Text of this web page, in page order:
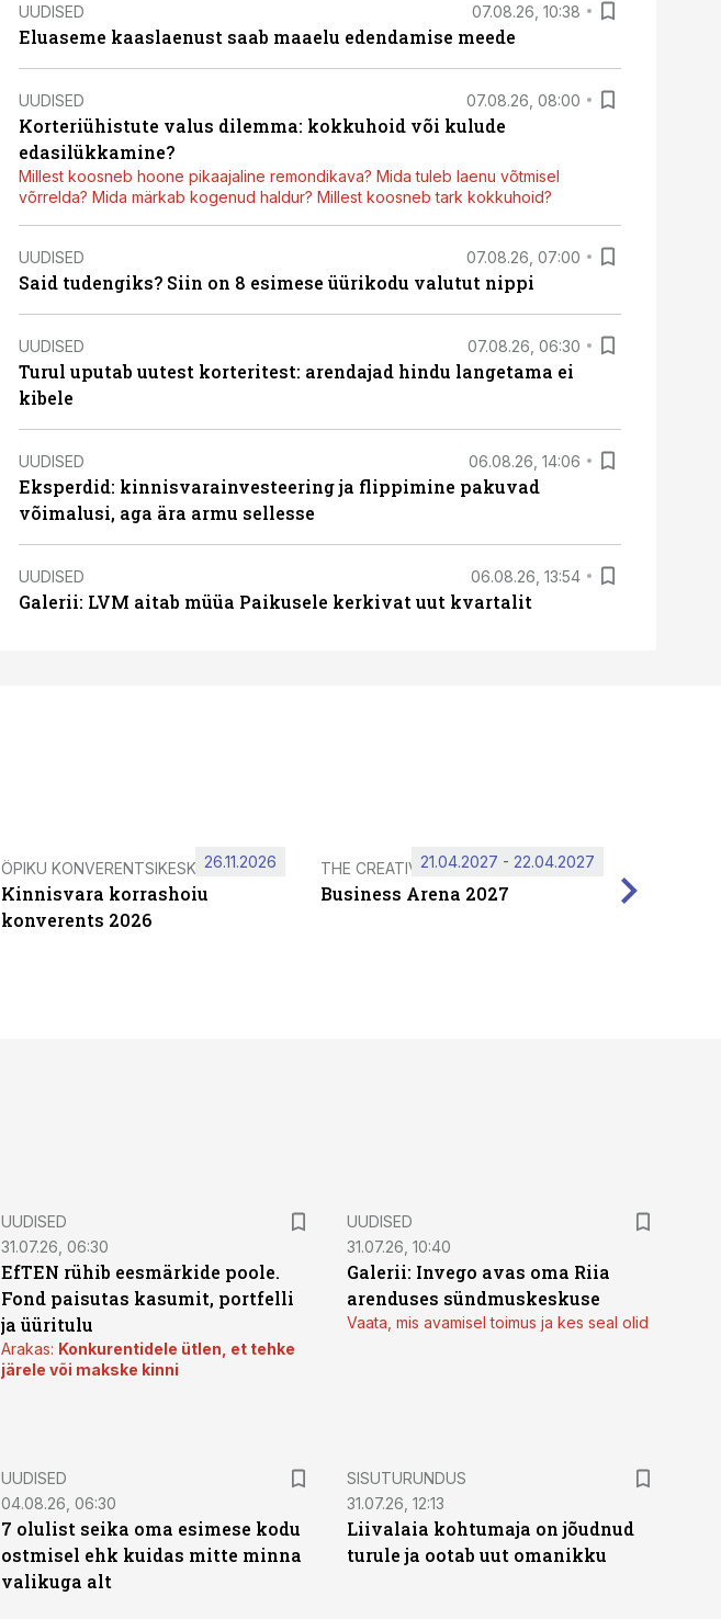
UUDISED 07.08.26, 10:38
Eluaseme kaaslaenust saab maaelu edendamise meede
UUDISED 07.08.26, 08:00
Korteriühistute valus dilemma: kokkuhoid või kulude
edasilükkamine?
Millest koosneb hoone pikaajaline remondikava? Mida tuleb laenu võtmisel
võrrelda? Mida märkab kogenud haldur? Millest koosneb tark kokkuhoid?
UUDISED 07.08.26, 07:00
Said tudengiks? Siin on 8 esimese üürikodu valutut nippi
UUDISED 07.08.26, 06:30
Turul uputab uutest korteritest: arendajad hindu langetama ei
kibele
UUDISED 06.08.26, 14:06
Eksperdid: kinnisvarainvesteering ja flippimine pakuvad
võimalusi, aga ära armu sellesse
UUDISED 06.08.26, 13:54
Galerii: LVM aitab müüa Paikusele kerkivat uut kvartalit
ÖPIKU KONVERENTSIKESKUS
Kinnisvara korrashoiu
konverents 2026
26.11.2026 THE CREATIVE HUB
Business Arena 2027
21.04.2027 - 22.04.2027
UUDISED
31.07.26, 06:30
EfTEN rühib eesmärkide poole.
Fond paisutas kasumit, portfelli
ja üüritulu
Arakas: Konkurentidele ütlen, et tehke
järele või makske kinni
UUDISED
31.07.26, 10:40
Galerii: Invego avas oma Riia
arenduses sündmuskeskuse
Vaata, mis avamisel toimus ja kes seal olid
UUDISED
04.08.26, 06:30
7 olulist seika oma esimese kodu
ostmisel ehk kuidas mitte minna
valikuga alt
ST
SISUTURUNDUS
31.07.26, 12:13
Liivalaia kohtumaja on jõudnud
turule ja ootab uut omanikku